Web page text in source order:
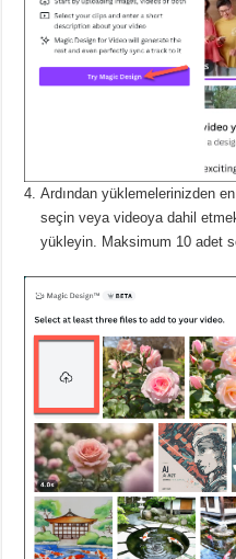
Ardından yüklemelerinizden
seçin veya videoya dahil
yükleyin. Maksimum 10 adet